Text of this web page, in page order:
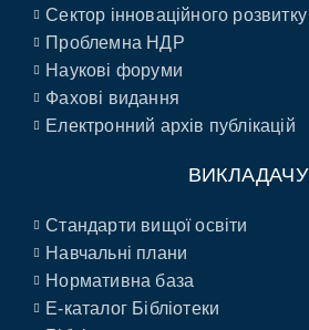
Сектор інноваційного розвитку
Проблемна НДР
Наукові форуми
Фахові видання
Електронний архів публікацій
ВИКЛАДАЧУ
Стандарти вищої освіти
Навчальні плани
Нормативна база
E-каталог Бібліотеки